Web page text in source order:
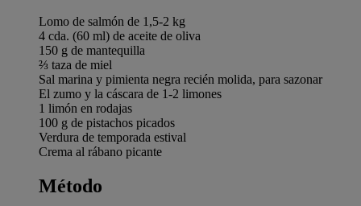
Lomo de salmón de 1,5-2 kg
4 cda. (60 ml) de aceite de oliva
150 g de mantequilla
⅔ taza de miel
Sal marina y pimienta negra recién molida, para sazonar
El zumo y la cáscara de 1-2 limones
1 limón en rodajas
100 g de pistachos picados
Verdura de temporada estival
Crema al rábano picante
Método